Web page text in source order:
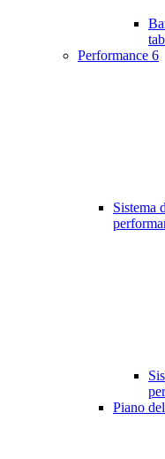
Performance 6
Sistema
Piano